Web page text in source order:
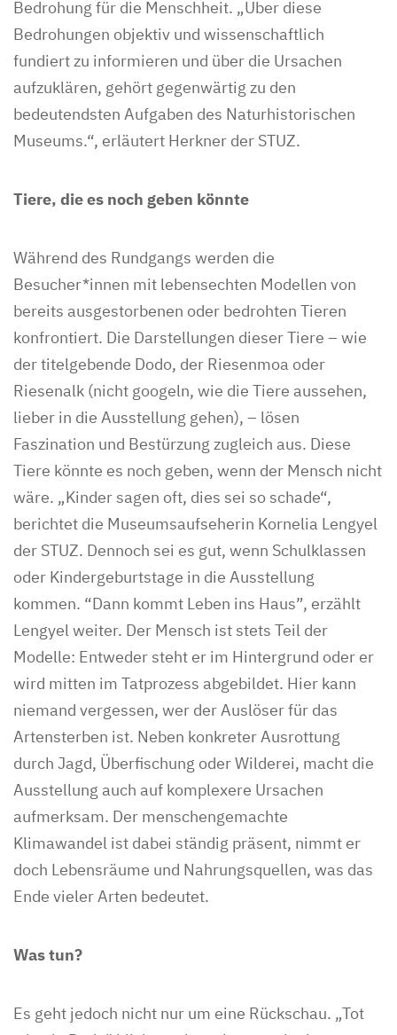
Bedrohung für die Menschheit. „Über diese
Bedrohungen objektiv und wissenschaftlich
fundiert zu informieren und über die Ursachen
aufzuklären, gehört gegenwärtig zu den
bedeutendsten Aufgaben des Naturhistorischen
Museums.“, erläutert Herkner der STUZ.
Tiere, die es noch geben könnte
Während des Rundgangs werden die
Besucher*innen mit lebensechten Modellen von
bereits ausgestorbenen oder bedrohten Tieren
konfrontiert. Die Darstellungen dieser Tiere – wie
der titelgebende Dodo, der Riesenmoa oder
Riesenalk (nicht googeln, wie die Tiere aussehen,
lieber in die Ausstellung gehen), – lösen
Faszination und Bestürzung zugleich aus. Diese
Tiere könnte es noch geben, wenn der Mensch nicht
wäre. „Kinder sagen oft, dies sei so schade“,
berichtet die Museumsaufseherin Kornelia Lengyel
der STUZ. Dennoch sei es gut, wenn Schulklassen
oder Kindergeburtstage in die Ausstellung
kommen. “Dann kommt Leben ins Haus”, erzählt
Lengyel weiter. Der Mensch ist stets Teil der
Modelle: Entweder steht er im Hintergrund oder er
wird mitten im Tatprozess abgebildet. Hier kann
niemand vergessen, wer der Auslöser für das
Artensterben ist. Neben konkreter Ausrottung
durch Jagd, Überfischung oder Wilderei, macht die
Ausstellung auch auf komplexere Ursachen
aufmerksam. Der menschengemachte
Klimawandel ist dabei ständig präsent, nimmt er
doch Lebensräume und Nahrungsquellen, was das
Ende vieler Arten bedeutet.
Was tun?
Es geht jedoch nicht nur um eine Rückschau. „Tot